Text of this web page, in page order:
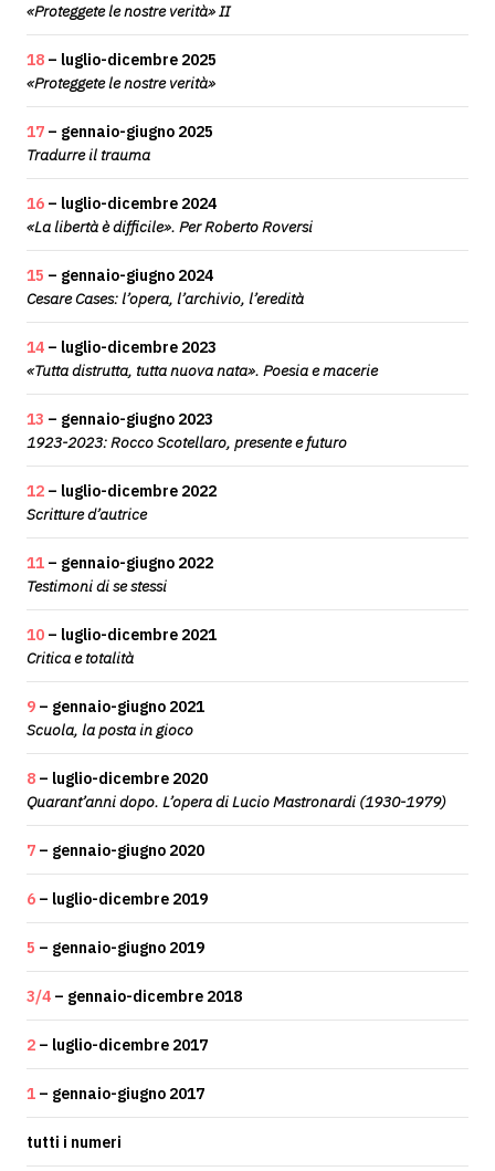
«Proteggete le nostre verità» II
18 – luglio-dicembre 2025
«Proteggete le nostre verità»
17 – gennaio-giugno 2025
Tradurre il trauma
16 – luglio-dicembre 2024
«La libertà è difficile». Per Roberto Roversi
15 – gennaio-giugno 2024
Cesare Cases: l’opera, l’archivio, l’eredità
14 – luglio-dicembre 2023
«Tutta distrutta, tutta nuova nata». Poesia e macerie
13 – gennaio-giugno 2023
1923-2023: Rocco Scotellaro, presente e futuro
12 – luglio-dicembre 2022
Scritture d’autrice
11 – gennaio-giugno 2022
Testimoni di se stessi
10 – luglio-dicembre 2021
Critica e totalità
9 – gennaio-giugno 2021
Scuola, la posta in gioco
8 – luglio-dicembre 2020
Quarant’anni dopo. L’opera di Lucio Mastronardi (1930-1979)
7 – gennaio-giugno 2020
6 – luglio-dicembre 2019
5 – gennaio-giugno 2019
3/4 – gennaio-dicembre 2018
2 – luglio-dicembre 2017
1 – gennaio-giugno 2017
tutti i numeri